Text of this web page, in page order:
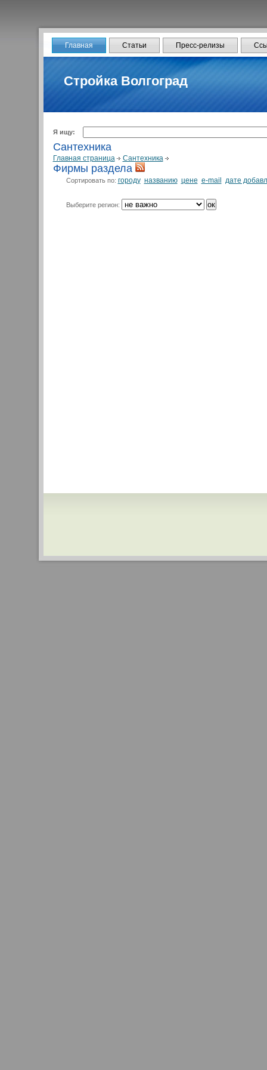
Главная Статьи Пресс-релизы
Стройка Волгоград
Я ищу:
Сантехника
Главная страница Сантехника
Фирмы раздела
Сортировать по: городу названию цене e-mail дате
Выберите регион: